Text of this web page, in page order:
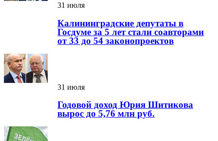
31 июля
Калининградские депутаты в
Госдуме за 5 лет стали соавторами
от 33 до 54 законопроектов
31 июля
Годовой доход Юрия Шитикова
вырос до 5,76 млн руб.